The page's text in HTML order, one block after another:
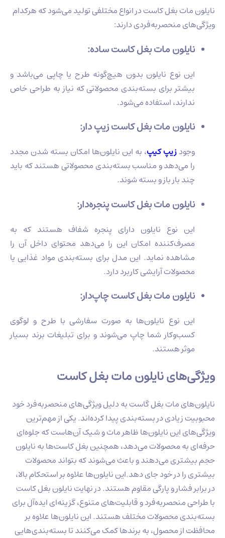
نایلون مات بغل کاست در انواع مختلفی تولید می‌شود که هرکدام
ویژگی‌های منحصربه‌فردی دارند:
نایلون مات بغل کاست ساده:
این نوع نایلون بدون هیچ‌گونه طرح یا چاپی می‌باشد و
بیشتر برای بسته‌بندی محصولاتی که نیاز به طراحی خاص
ندارند، استفاده می‌شود.
نایلون مات بغل کاست زیپ‌ دار:
وجودزیپ کیپ، به این نایلون‌ها امکان بسته شدن مجدد
را می‌دهد و مناسب بسته‌بندی محصولاتی هستند که باید
چند بار باز و بسته شوند.
نایلون مات بغل کاست پنجره‌دار:
این نوع نایلون دارای پنجره شفاف هستند که به
مصرف‌کننده امکان این را می‌دهد محتوای داخل آن را
مشاهده نماید. این مدل برای بسته‌بندی مواد غذایی یا
محصولات آرایشی کاربرد دارد.
نایلون مات بغل کاست چاپ‌دار:
این نوع نایلون‌ها به صورت سفارشی با طرح و لوگوی
کسب‌وکار شما چاپ می‌شوند و برای تبلیغات برند بسیار
موثر هستند.
ویژگی‌های نایلون مات بغل کاست
نایلون‌های مات بغل گاست به دلیل ویژگی‌های منحصربه‌فرد خود
محبوبیت زیادی در بسته‌بندی پیدا کرده‌اند. یکی از مهم‌ترین
ویژگی‌های این نایلون‌ها ظاهر مات و شیک آن‌هاست که جلوه‌ای
حرفه‌ای به محصولات می‌دهد، همچنین بغل کاست‌ها به نایلون
حجم بیشتری می‌دهند و باعث می‌شوند که بتواند محصولات
بیشتری را در خود جای دهد.این نایلون‌ها علاوه بر استحکام بالا،
در برابر فشار و پارگی مقاوم هستند. در نهایت نایلون بغل کاست
با طراحی منحصربه‌فرد و قابلیت‌های متنوع، گزینه‌ای ایده‌آل برای
بسته‌بندی محصولات مختلف هستند. این نایلون‌ها علاوه بر
محافظت از محصول، به برندها کمک می‌کنند تا بسته‌بندی‌هایی